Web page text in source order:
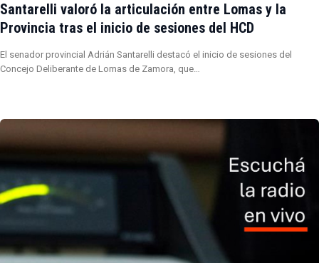
Santarelli valoró la articulación entre Lomas y la
Provincia tras el inicio de sesiones del HCD
El senador provincial Adrián Santarelli destacó el inicio de sesiones del
Concejo Deliberante de Lomas de Zamora, que…